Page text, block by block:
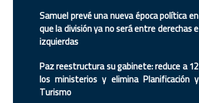
Samuel prevé una nueva época política en
que la división ya no será entre derechas e
izquierdas
Paz reestructura su gabinete: reduce a 12
los ministerios y elimina Planificación y
Turismo